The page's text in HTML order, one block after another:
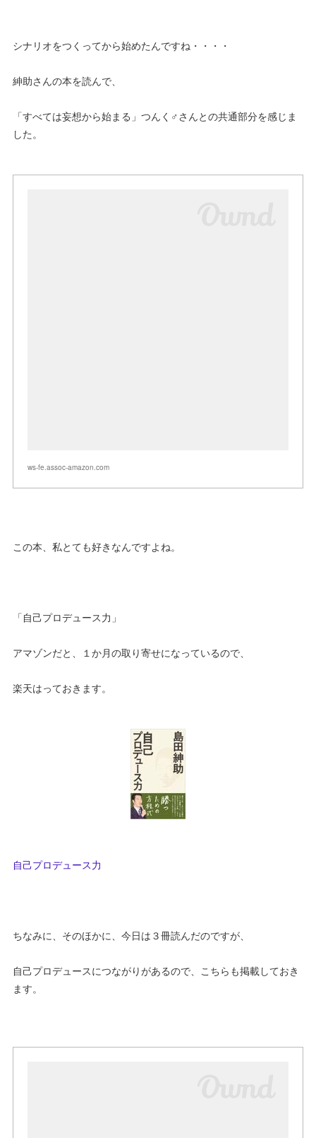
シナリオをつくってから始めたんですね・・・・
紳助さんの本を読んで、
「すべては妄想から始まる」つんく♂さんとの共通部分を感じま
した。
ws-fe.assoc-amazon.com
この本、私とても好きなんですよね。
「自己プロデュース力」
アマゾンだと、１か月の取り寄せになっているので、
楽天はっておきます。
自己プロデュース力
ちなみに、そのほかに、今日は３冊読んだのですが、
自己プロデュースにつながりがあるので、こちらも掲載しておき
ます。